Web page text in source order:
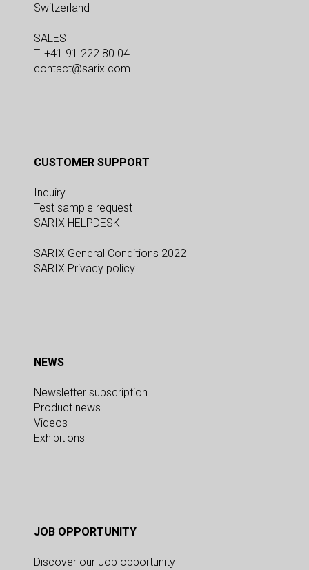
Switzerland
SALES
T. +41 91 222 80 04
contact@sarix.com
CUSTOMER SUPPORT
Inquiry
Test sample request
SARIX HELPDESK
SARIX General Conditions 2022
SARIX Privacy policy
NEWS
Newsletter subscription
Product news
Videos
Exhibitions
JOB OPPORTUNITY
Discover our Job opportunity